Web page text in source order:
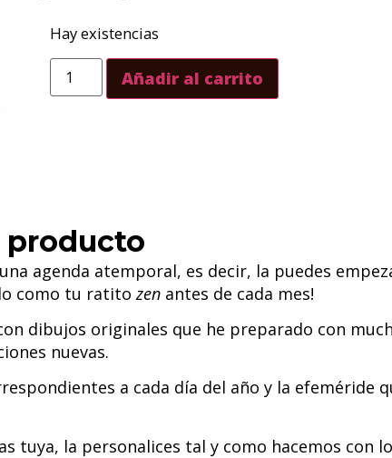
Hay existencias
Añadir al carrito
una agenda atemporal, es decir, la puedes
como tu ratito zen antes de cada mes!
dibujos originales que he preparado con
nuevas.
a cada día del año y la efeméride
tuya, la personalices tal y como hacemos con